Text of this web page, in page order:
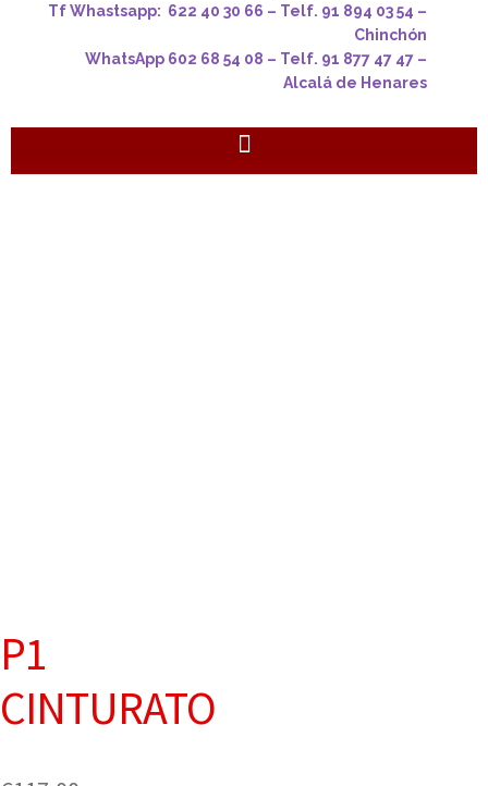
Tf Whastsapp: 622 40 30 66 – Telf. 91 894 03 54 –
Chinchón
WhatsApp 602 68 54 08 – Telf. 91 877 47 47 –
Alcalá de Henares
P1
CINTURATO